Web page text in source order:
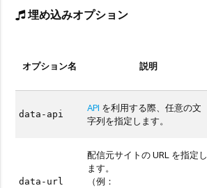
埋め込みオプション
オプション名 説明
data-api
API を利用する際、任意の文
字列を指定します。
data-url
配信元サイトの URL を指定し
ます。
（例：